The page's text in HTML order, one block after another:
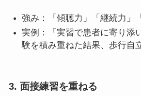
強み：「傾聴力」「継続力」
実例：「実習で患者に寄り添
験を積み重ねた結果、歩行自
3. 面接練習を重ねる